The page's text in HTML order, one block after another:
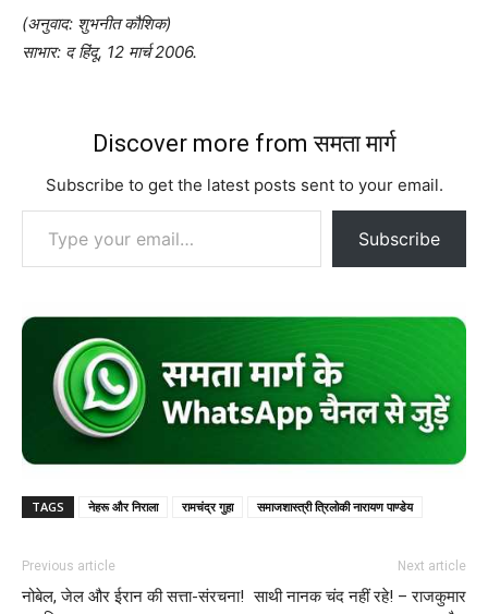
(अनुवाद: शुभनीत कौशिक)
साभार: द हिंदू, 12 मार्च 2006.
Discover more from समता मार्ग
Subscribe to get the latest posts sent to your email.
Type your email…
Subscribe
TAGS नेहरू और निराला रामचंद्र गुहा समाजशास्त्री त्रिलोकी नारायण पाण्डेय
Previous article
नोबेल, जेल और ईरान की सत्ता-संरचना!
Next article
साथी नानक चंद नहीं रहे! – राजकुमार